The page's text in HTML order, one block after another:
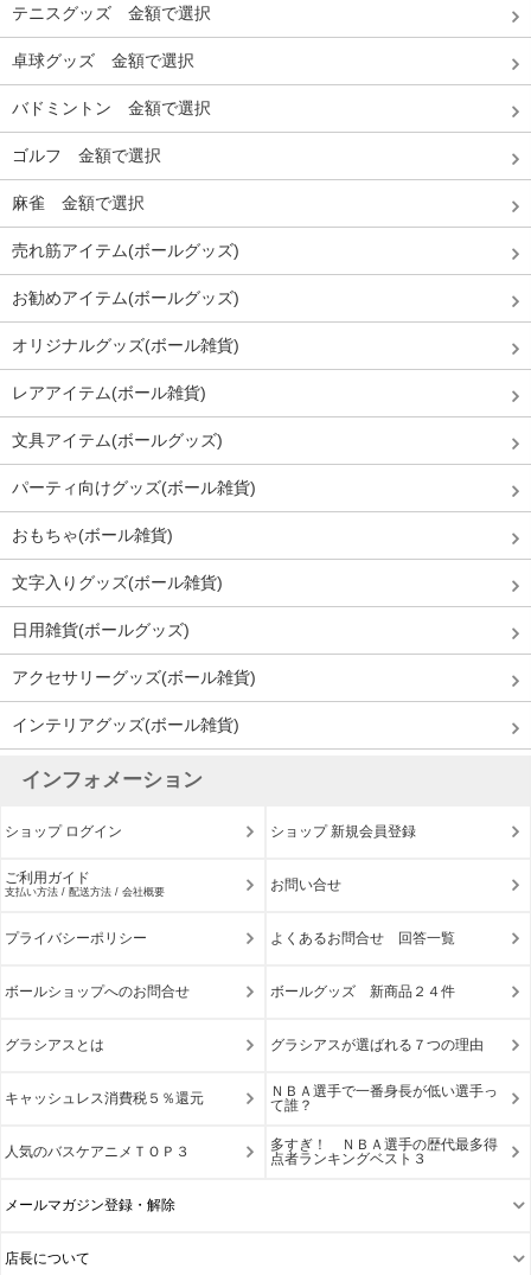
テニスグッズ 金額で選択
卓球グッズ 金額で選択
バドミントン 金額で選択
ゴルフ 金額で選択
麻雀 金額で選択
売れ筋アイテム(ボールグッズ)
お勧めアイテム(ボールグッズ)
オリジナルグッズ(ボール雑貨)
レアアイテム(ボール雑貨)
文具アイテム(ボールグッズ)
パーティ向けグッズ(ボール雑貨)
おもちゃ(ボール雑貨)
文字入りグッズ(ボール雑貨)
日用雑貨(ボールグッズ)
アクセサリーグッズ(ボール雑貨)
インテリアグッズ(ボール雑貨)
インフォメーション
ショップ ログイン ショップ 新規会員登録
ご利用ガイド
支払い方法 / 配送方法 / 会社概要 お問い合せ
プライバシーポリシー よくあるお問合せ 回答一覧
ボールショップへのお問合せ ボールグッズ 新商品２４件
グラシアスとは グラシアスが選ばれる７つの理由
キャッシュレス消費税５％還元
ＮＢＡ選手で一番身長が低い選手っ
て誰？
人気のバスケアニメＴＯＰ３
多すぎ！ ＮＢＡ選手の歴代最多得
点者ランキングベスト３
メールマガジン登録・解除
店長について